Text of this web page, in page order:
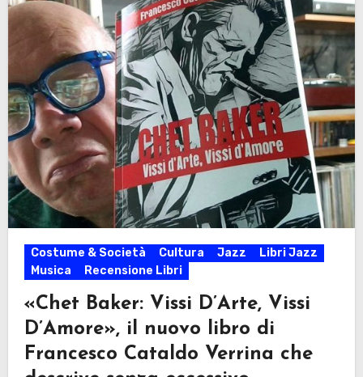
Costume & Società Cultura Jazz
Libri Jazz
Musica
Recensione Libri
«Chet Baker: Vissi D’Arte, Vissi
D’Amore», il nuovo libro di
Francesco Cataldo Verrina che